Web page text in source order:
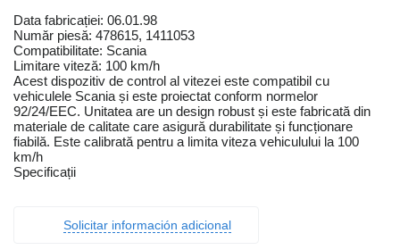
Data fabricației: 06.01.98
Număr piesă: 478615, 1411053
Compatibilitate: Scania
Limitare viteză: 100 km/h
Acest dispozitiv de control al vitezei este compatibil cu
vehiculele Scania și este proiectat conform normelor
92/24/EEC. Unitatea are un design robust și este fabricată din
materiale de calitate care asigură durabilitate și funcționare
fiabilă. Este calibrată pentru a limita viteza vehiculului la 100
km/h
Specificații
Solicitar información adicional